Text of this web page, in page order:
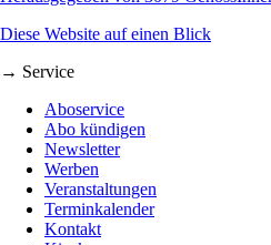
Diese Website auf einen Blick
→ Service
Aboservice
Abo kündigen
Newsletter
Werben
Veranstaltungen
Terminkalender
Kontakt